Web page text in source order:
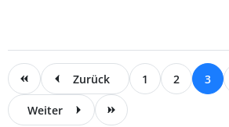
Zurück 1 2 3
Weiter